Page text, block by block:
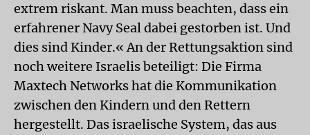
extrem riskant. Man muss beachten, dass ein
erfahrener Navy Seal dabei gestorben ist. Und
dies sind Kinder.« An der Rettungsaktion sind
noch weitere Israelis beteiligt: Die Firma
Maxtech Networks hat die Kommunikation
zwischen den Kindern und den Rettern
hergestellt. Das israelische System, das aus